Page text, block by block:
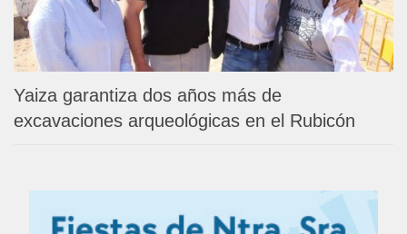
Yaiza garantiza dos años más de
excavaciones arqueológicas en el Rubicón